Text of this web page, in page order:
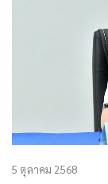
อาชญากรรมด้าน
5 ตุลาคม 2568